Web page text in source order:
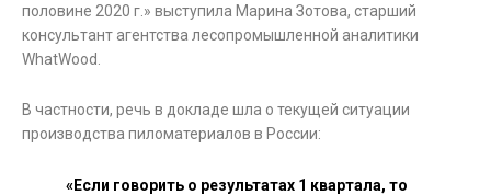
половине 2020 г.» выступила Марина Зотова, старший
консультант агентства лесопромышленной аналитики
WhatWood.
В частности, речь в докладе шла о текущей ситуации
производства пиломатериалов в России:
«Если говорить о результатах 1 квартала, то